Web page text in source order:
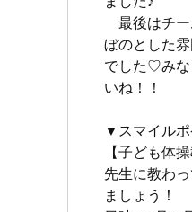
最後はチー
ぼのとした
でした♡みな
いね！！
▼スマイル
【子ども体操
先生に教わ
ましょう！